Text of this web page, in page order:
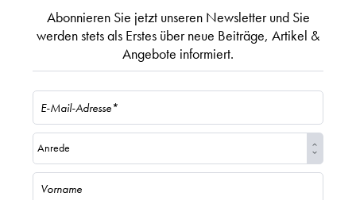
Abonnieren Sie jetzt unseren Newsletter und Sie
werden stets als Erstes über neue Beiträge, Artikel &
Angebote informiert.